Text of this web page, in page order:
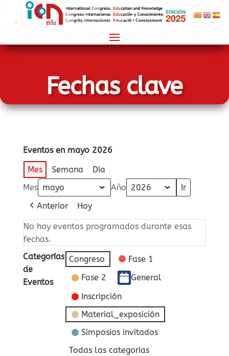
Fechas clave
Eventos en mayo 2026
Mes
Semana
Día
Mes
Año
Anterior
Hoy
No hay eventos programados durante esas
fechas.
Categorías
de
Eventos
Congreso
Fase 1
Fase 2
General
Inscripción
Material_exposición
Simposios invitados
Todas las categorías